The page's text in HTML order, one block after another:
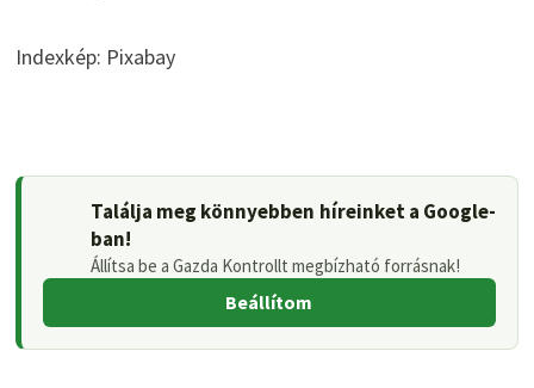
Indexkép: Pixabay
Találja meg könnyebben híreinket a Google-
ban!
Állítsa be a Gazda Kontrollt megbízható forrásnak!
Beállítom